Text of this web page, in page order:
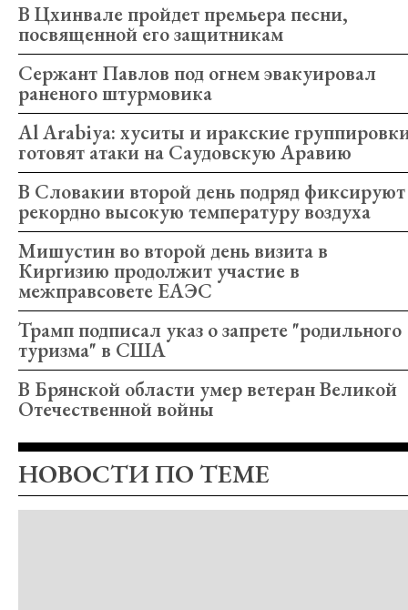
В Цхинвале пройдет премьера песни,
посвященной его защитникам
Сержант Павлов под огнем эвакуировал
раненого штурмовика
Al Arabiya: хуситы и иракские
готовят атаки на Саудовскую Аравию
В Словакии второй день подряд фиксируют
рекордно высокую температуру воздуха
Мишустин во второй день визита в
Киргизию продолжит участие в
межправсовете ЕАЭС
Трамп подписал указ о запрете "родильного
туризма" в США
В Брянской области умер ветеран Великой
Отечественной войны
НОВОСТИ ПО ТЕМЕ